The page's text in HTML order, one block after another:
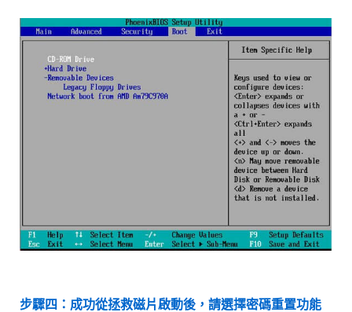
步驟四：成功從拯救磁片啟動後，請選擇密碼重置功能